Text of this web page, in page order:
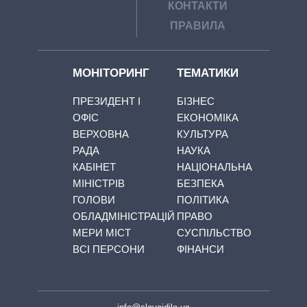
КОНТАКТИ
ПРАВИЛА
МОНІТОРИНГ
ПРЕЗИДЕНТ І
ОФІС
ВЕРХОВНА
РАДА
КАБІНЕТ
МІНІСТРІВ
ГОЛОВИ
ОБЛАДМІНІСТРАЦІЙ
МЕРИ МІСТ
ВСІ ПЕРСОНИ
ТЕМАТИКИ
БІЗНЕС
ЕКОНОМІКА
КУЛЬТУРА
НАУКА
НАЦІОНАЛЬНА
БЕЗПЕКА
ПОЛІТИКА
ПРАВО
СУСПІЛЬСТВО
ФІНАНСИ